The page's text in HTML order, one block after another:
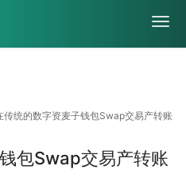
统的数字资麦子钱包Swap交易产转账
包Swap交易产转账